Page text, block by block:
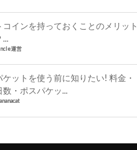
コインを持っておくことのメリット
...
運営
ケットを使う前に知りたい! 料金・
数・ポスパケッ...